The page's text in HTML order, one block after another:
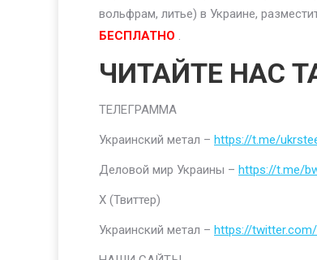
вольфрам, литье) в Украине,
БЕСПЛАТНО .
ЧИТАЙТЕ НАС
ТЕЛЕГРАММА
Украинский метал – https://t.me/
Деловой мир Украины – https://t.me/
Х (Твиттер)
Украинский метал – https://twitter.com/